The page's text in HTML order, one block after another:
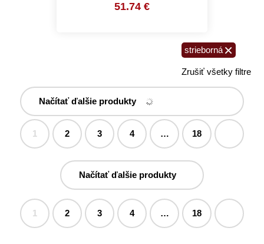
51.74 €
strieborná ×
Zrušiť všetky filtre
Načítať ďalšie produkty
1 2 3 4 … 18
Načítať ďalšie produkty
1 2 3 4 … 18